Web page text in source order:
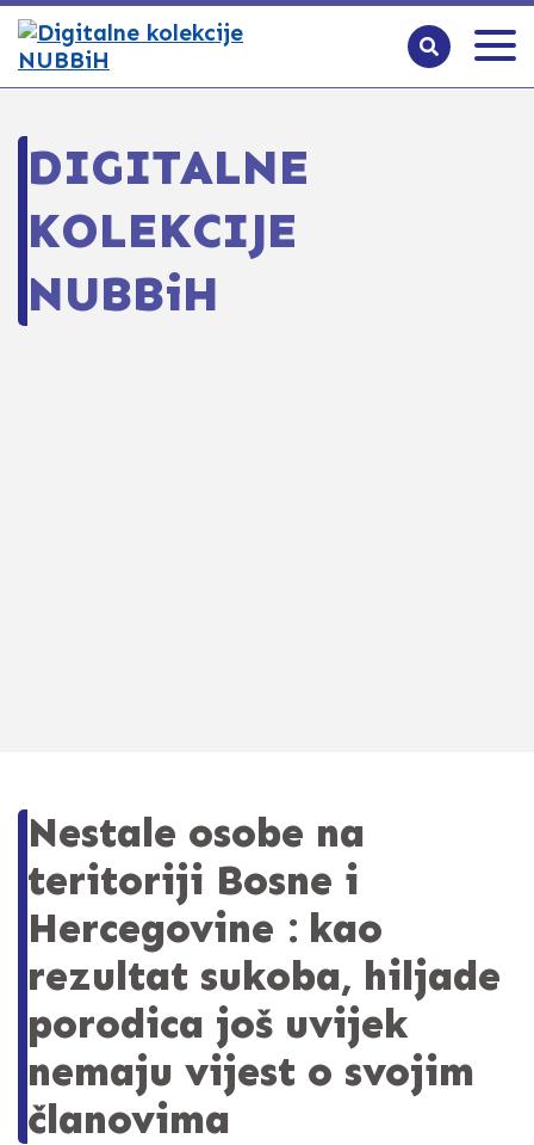
DIGITALNE
KOLEKCIJE
NUBBiH
Nestale osobe na
teritoriji Bosne i
Hercegovine : kao
rezultat sukoba, hiljade
porodica još uvijek
nemaju vijest o svojim
članovima